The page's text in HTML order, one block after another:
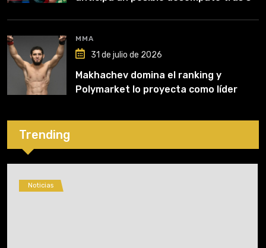
MMA
31 de julio de 2026
Makhachev domina el ranking y
Polymarket lo proyecta como líder
Trending
Noticias